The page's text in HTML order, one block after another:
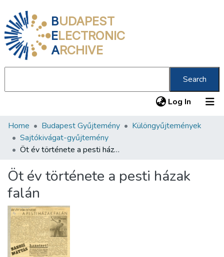
BUDAPEST
ELECTRONIC
ARCHIVE
Search
Log In (current)
Communities & Collections
All of DSpace
Statistics
About us
Home Budapest Gyűjtemény
Különgyűjtemények
Sajtókivágat-gyűjtemény
Öt év története a pesti házak falán
Öt év története a pesti házak
falán